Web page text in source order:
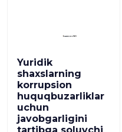
Yuridik
shaxslarning
korrupsion
huquqbuzarliklar
uchun
javobgarligini